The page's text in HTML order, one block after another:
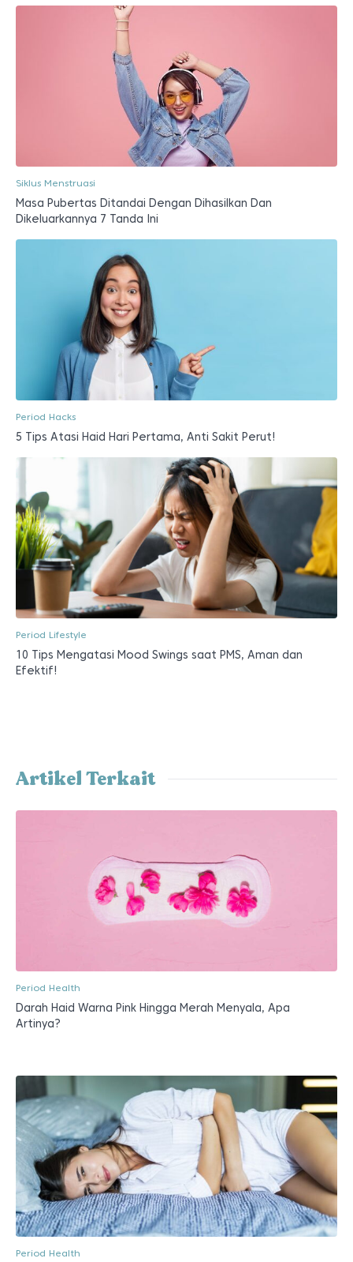
Siklus Menstruasi
Masa Pubertas Ditandai Dengan Dihasilkan Dan
Dikeluarkannya 7 Tanda Ini
Period Hacks
5 Tips Atasi Haid Hari Pertama, Anti Sakit Perut!
Period Lifestyle
10 Tips Mengatasi Mood Swings saat PMS, Aman dan
Efektif!
Artikel Terkait
Period Health
Darah Haid Warna Pink Hingga Merah Menyala, Apa
Artinya?
Period Health